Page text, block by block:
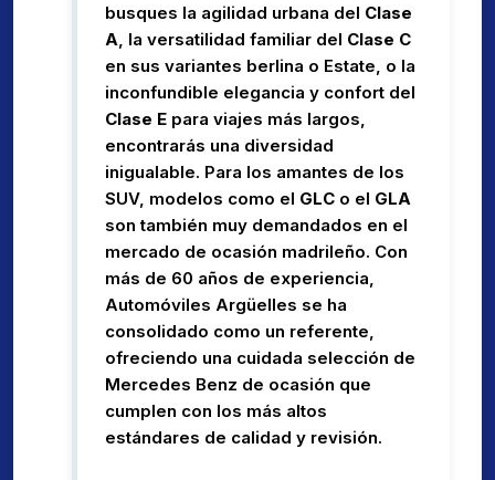
busques la agilidad urbana del Clase
A , la versatilidad familiar del Clase C
en sus variantes berlina o Estate, o la
inconfundible elegancia y confort del
Clase E para viajes más largos,
encontrarás una diversidad
inigualable. Para los amantes de los
SUV, modelos como el GLC o el GLA
son también muy demandados en el
mercado de ocasión madrileño. Con
más de 60 años de experiencia,
Automóviles Argüelles se ha
consolidado como un referente,
ofreciendo una cuidada selección de
Mercedes Benz de ocasión que
cumplen con los más altos
estándares de calidad y revisión.